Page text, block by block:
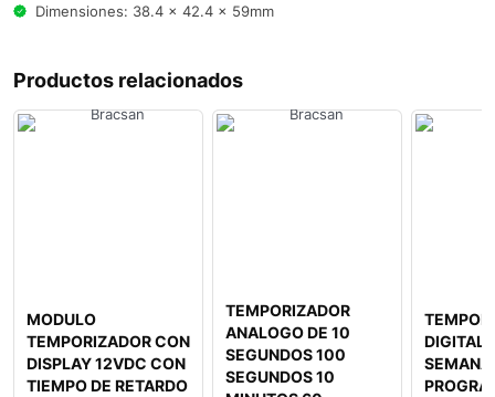
Dimensiones: 38.4 x 42.4 x 59mm
Productos relacionados
MODULO
TEMPORIZADOR CON
DISPLAY 12VDC CON
TIEMPO DE RETARDO
TEMPORIZADOR
ANALOGO DE 10
SEGUNDOS 100
SEGUNDOS 10
DIGITAL